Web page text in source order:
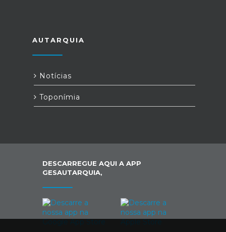
AUTARQUIA
Notícias
Toponímia
DESCARREGUE AQUI A APP
GESAUTARQUIA,